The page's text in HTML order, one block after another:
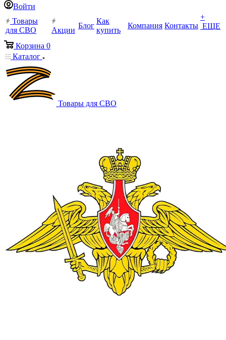
Войти
Товары
для СВО
Акции
Блог
Как
купить
Компания Контакты
+
ЕЩЕ
Корзина 0
Каталог
Товары для СВО